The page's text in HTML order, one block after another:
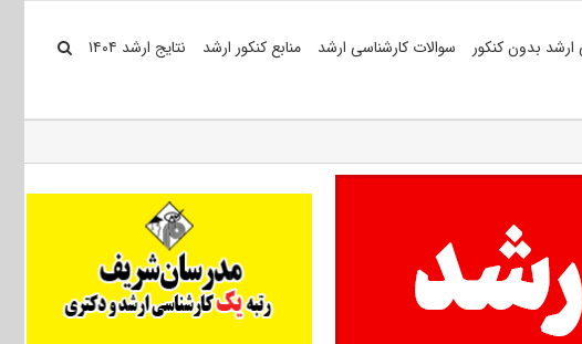
ارشد بدون کنکور سوالات کارشناسی ارشد منابع کنکور ارشد نتایج ارشد ۱۴۰۴